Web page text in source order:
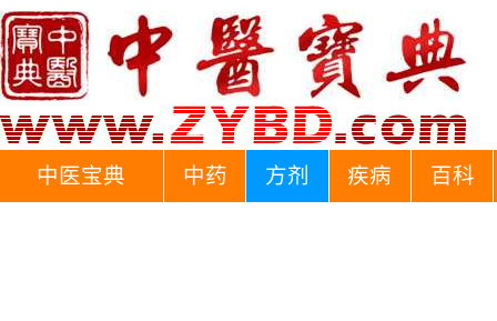
中医宝典 中药 方剂 疾病 百科